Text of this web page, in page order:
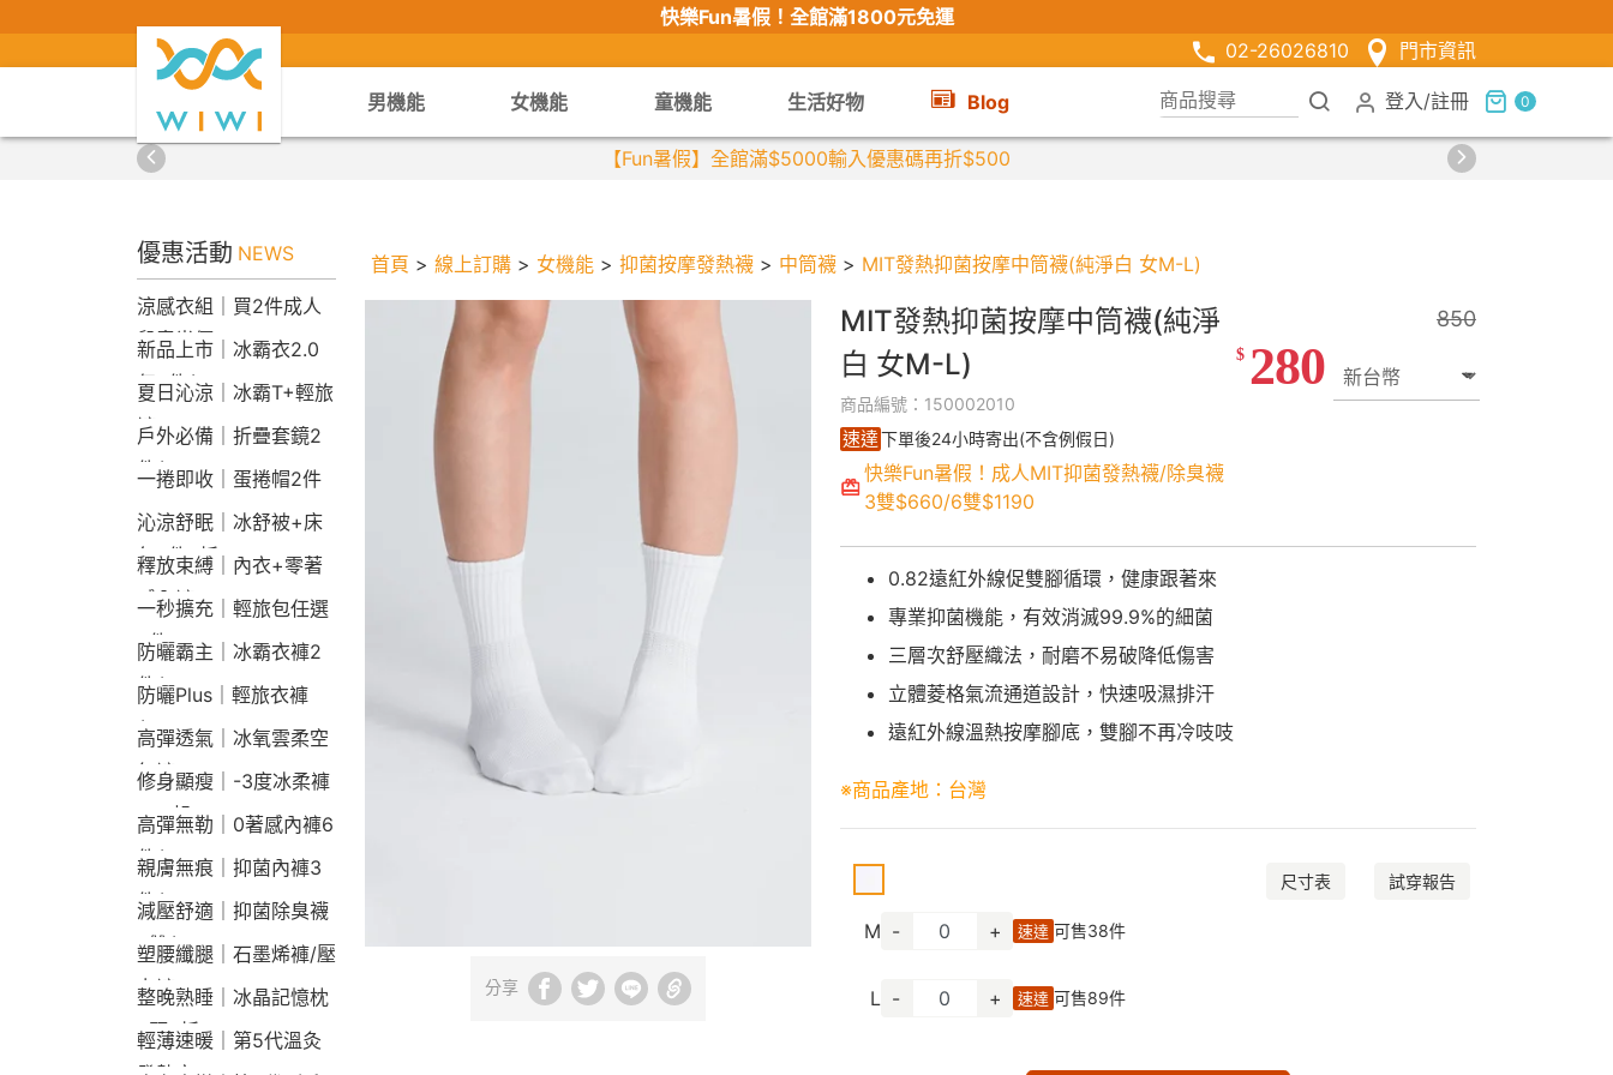
快樂Fun暑假！ 全館滿1800元免運
02-26026810
門市資訊
男機能 女機能 童機能 生活好物 Blog 登入 /註冊 0
【限時組合】買2件涼感衣享兒童半價
優惠活動 NEWS
涼感衣組｜買2件成人
兒童半價
新品上市｜冰霸衣2.0
任2件$2290
夏日沁涼｜冰霸T+輕旅
褲
戶外必備｜折疊套鏡2
件$1790
一捲即收｜蛋捲帽2件
1790
沁涼舒眠｜冰舒被+床
包2件9折
釋放束縛｜內衣+零著
感內褲
一秒擴充｜輕旅包任選
2件2190
防曬霸主｜冰霸衣褲2
件$1790
防曬Plus｜輕旅衣褲
$2190
高彈透氣｜冰氧雲柔空
氣褲
修身顯瘦｜-3度冰柔褲
790起
高彈無勒｜0著感內褲6
件$1290
親膚無痕｜抑菌內褲3
件$790
減壓舒適｜抑菌除臭襪
3雙$660
塑腰纖腿｜石墨烯褲/壓
力褲
整晚熟睡｜冰晶記憶枕
2顆9折
輕薄速暖｜第5代溫灸
首頁 > 線上訂購 > 女機能 > 抑菌按摩發熱襪 > 中筒襪 > MIT發熱抑菌按摩中筒襪(純淨白 女M-L)
分享
MIT發熱抑菌按摩中筒襪(純淨
白 女M-L)
商品編號：150002010
速達下單後24小時寄出(不含例假日)
快樂Fun暑假！成人MIT抑菌發熱襪/除臭襪
3雙$660/6雙$1190
850
$ 280
0.82遠紅外線促雙腳循環，健康跟著來
專業抑菌機能，有效消滅99.9%的細菌
三層次舒壓織法，耐磨不易破降低傷害
立體菱格氣流通道設計，快速吸濕排汗
遠紅外線溫熱按摩腳底，雙腳不再冷吱吱
※商品產地：台灣
尺寸表 試穿報告
M - + 速達 可售38件
L - + 速達 可售89件